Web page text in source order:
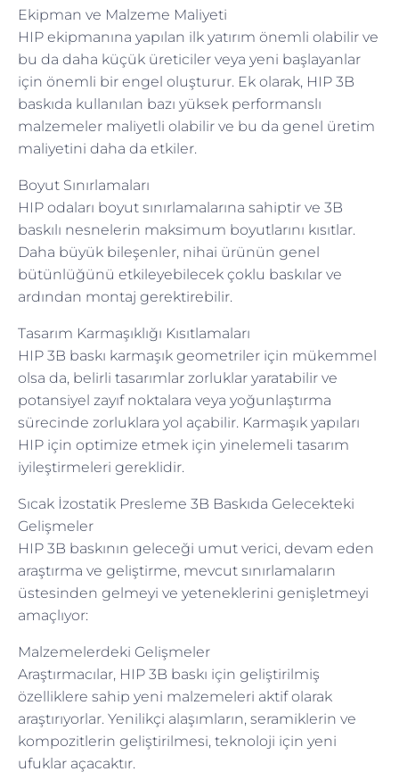
Ekipman ve Malzeme Maliyeti
HIP ekipmanına yapılan ilk yatırım önemli olabilir ve
bu da daha küçük üreticiler veya yeni başlayanlar
için önemli bir engel oluşturur. Ek olarak, HIP 3B
baskıda kullanılan bazı yüksek performanslı
malzemeler maliyetli olabilir ve bu da genel üretim
maliyetini daha da etkiler.
Boyut Sınırlamaları
HIP odaları boyut sınırlamalarına sahiptir ve 3B
baskılı nesnelerin maksimum boyutlarını kısıtlar.
Daha büyük bileşenler, nihai ürünün genel
bütünlüğünü etkileyebilecek çoklu baskılar ve
ardından montaj gerektirebilir.
Tasarım Karmaşıklığı Kısıtlamaları
HIP 3B baskı karmaşık geometriler için mükemmel
olsa da, belirli tasarımlar zorluklar yaratabilir ve
potansiyel zayıf noktalara veya yoğunlaştırma
sürecinde zorluklara yol açabilir. Karmaşık yapıları
HIP için optimize etmek için yinelemeli tasarım
iyileştirmeleri gereklidir.
Sıcak İzostatik Presleme 3B Baskıda Gelecekteki
Gelişmeler
HIP 3B baskının geleceği umut verici, devam eden
araştırma ve geliştirme, mevcut sınırlamaların
üstesinden gelmeyi ve yeteneklerini genişletmeyi
amaçlıyor:
Malzemelerdeki Gelişmeler
Araştırmacılar, HIP 3B baskı için geliştirilmiş
özelliklere sahip yeni malzemeleri aktif olarak
araştırıyorlar. Yenilikçi alaşımların, seramiklerin ve
kompozitlerin geliştirilmesi, teknoloji için yeni
ufuklar açacaktır.